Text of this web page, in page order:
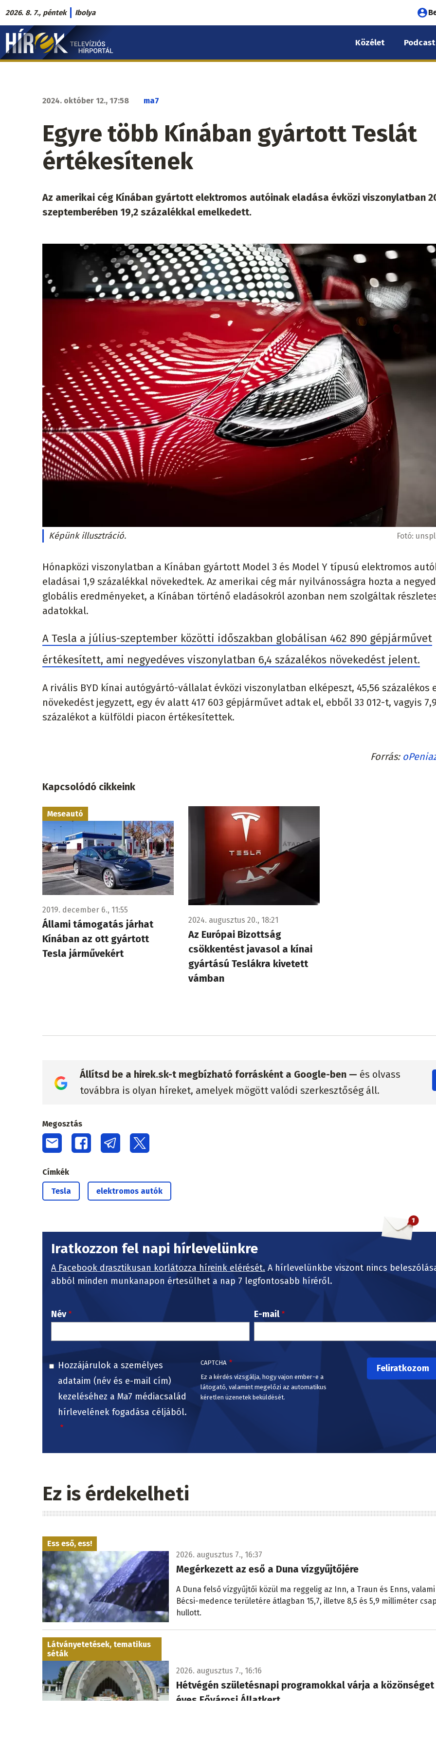
Ugrás
a
tartalomra
2026. 8. 7., péntek Ibolya
Hírek.sk
fő
Közélet Podcast
2024. október 12., 17:58 ma7
Egyre több Kínában gyártott Teslát
értékesítenek
Az amerikai cég Kínában gyártott elektromos autóinak eladása évközi viszonylatban
szeptemberében 19,2 százalékkal emelkedett.
Képünk illusztráció. Fotó:
Hónapközi viszonylatban a Kínában gyártott Model 3 és Model Y típusú elektromos
eladásai 1,9 százalékkal növekedtek. Az amerikai cég már nyilvánosságra hozta a
globális eredményeket, a Kínában történő eladásokról azonban nem szolgáltak
adatokkal.
A Tesla a július-szeptember közötti időszakban globálisan 462 890 gépjárművet
értékesített, ami negyedéves viszonylatban 6,4 százalékos növekedést jelent.
A rivális BYD kínai autógyártó-vállalat évközi viszonylatban elképeszt, 45,56 százalékos
növekedést jegyzett, egy év alatt 417 603 gépjárművet adtak el, ebből 33 012-t, vagyis
százalékot a külföldi piacon értékesítettek.
Forrás
Kapcsolódó cikkeink
Meseautó
2019. december 6., 11:55
Állami támogatás járhat
Kínában az ott gyártott
Tesla járművekért
2024. augusztus 20., 18:21
Az Európai Bizottság
csökkentést javasol a kínai
gyártású Teslákra kivetett
vámban
Állítsd be a hirek.sk-t megbízható forrásként a Google-ben — és olvass
továbbra is olyan híreket, amelyek mögött valódi szerkesztőség áll.
Megosztás
Címkék
Tesla elektromos autók
Iratkozzon fel napi hírlevelünkre
A Facebook drasztikusan korlátozza híreink elérését. A hírlevelünkbe viszont nincs
abból minden munkanapon értesülhet a nap 7 legfontosabb híréről.
Név E-mail
Hozzájárulok a személyes
adataim (név és e-mail cím)
kezeléséhez a Ma7 médiacsalád
hírlevelének fogadása céljából.
CAPTCHA
Ez a kérdés vizsgálja, hogy vajon ember-e a
látogató, valamint megelőzi az automatikus
kéretlen üzenetek beküldését.
Ez is érdekelheti
Ess eső, ess!
2026. augusztus 7., 16:37
Megérkezett az eső a Duna vízgyűjtőjére
A Duna felső vízgyűjtői közül ma reggelig az Inn, a Traun és Enns,
Bécsi-medence területére átlagban 15,7, illetve 8,5 és 5,9 milliméter
hullott.
Látványetetések, tematikus
séták
2026. augusztus 7., 16:16
Hétvégén születésnapi programokkal várja a közönséget
éves Fővárosi Állatkert